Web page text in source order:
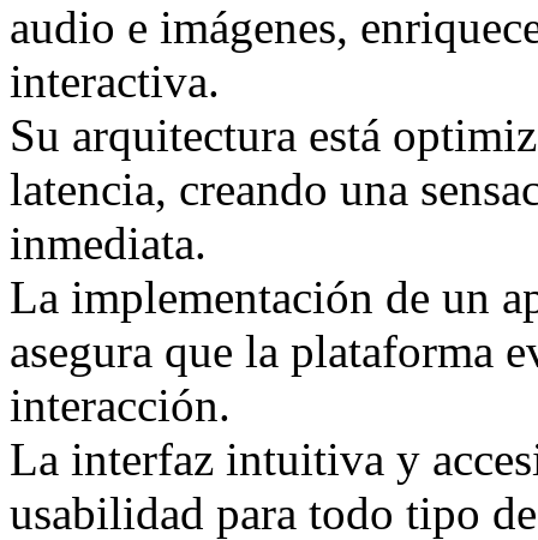
audio e imágenes,
interactiva.
Su arquitectura está
latencia, creando una
inmediata.
La implementación de un
asegura que la plataforma
interacción.
La interfaz intuitiva y
usabilidad para todo tipo